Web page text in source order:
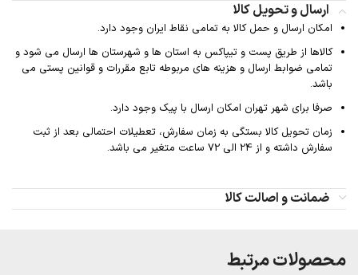
ارسال و تحویل کالا
امکان ارسال و حمل کالا به تمامی نقاط ایران وجود دارد.
کالاها از طریق پست و تیپاکس به استان ها و شهرستان ها ارسال می شود و
تمامی ضوابط ارسال و هزینه های مربوطه تابع مقررات و قوانین پستی می
باشد.
صرفا برای شهر تهران امکان ارسال با پیک وجود دارد.
زمان تحویل کالا بستگی به زمان سفارش، تعطیلات احتمالی بعد از ثبت
سفارش داشته و از 24 الی 72 ساعت متغیر می باشد.
ضمانت و اصالت کالا
محصولات مرتبط